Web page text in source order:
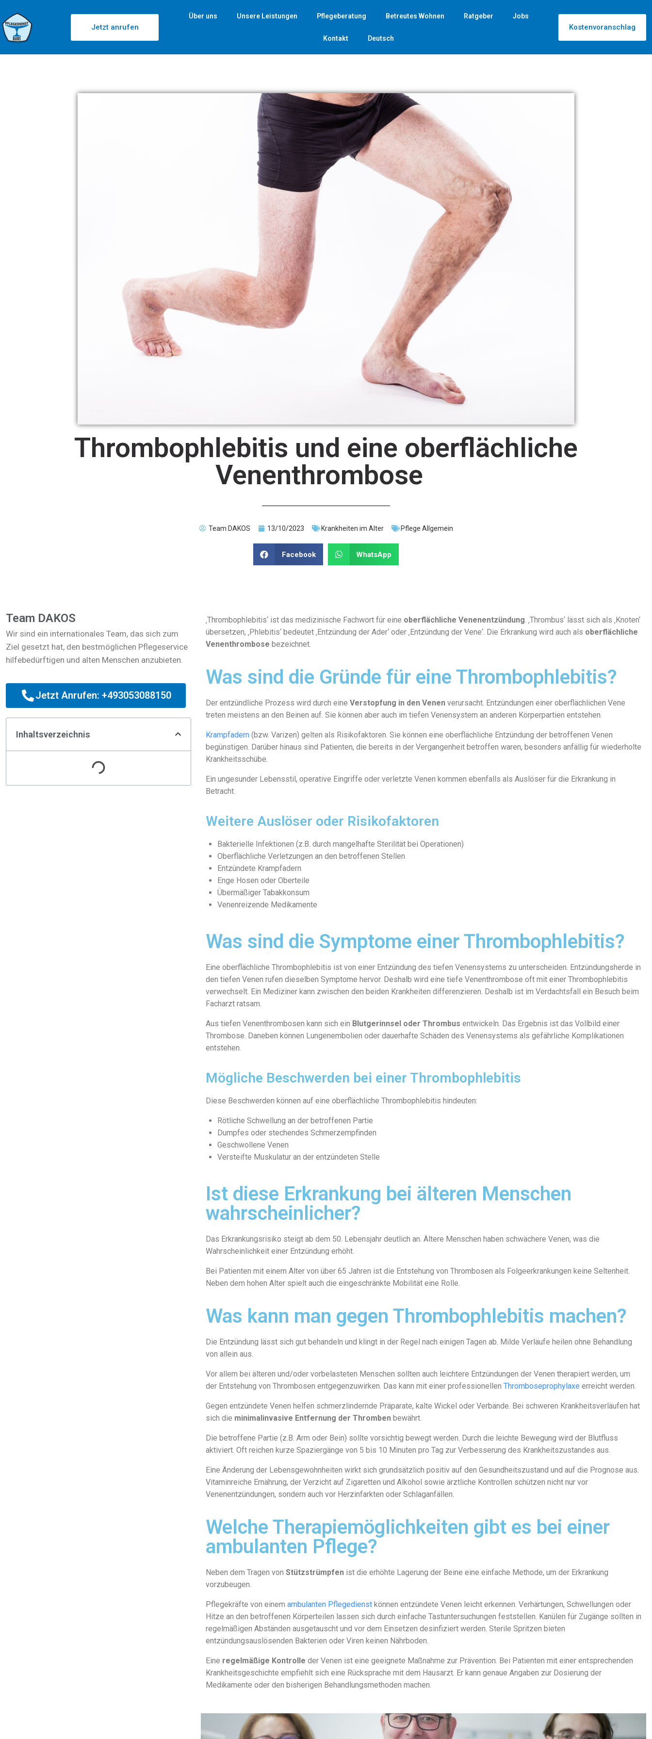
Jetzt anrufen
Über uns Unsere Leistungen Pflegeberatung Betreutes Wohnen Ratgeber Jobs
Kontakt Deutsch
Kostenvoranschlag
Thrombophlebitis und eine oberflächliche
Venenthrombose
Team DAKOS 13/10/2023 Krankheiten im Alter Pflege Allgemein
Facebook WhatsApp
Team DAKOS
Wir sind ein internationales Team, das sich zum
Ziel gesetzt hat, den bestmöglichen Pflegeservice
hilfebedürftigen und alten Menschen anzubieten.
Jetzt Anrufen: +493053088150
Inhaltsverzeichnis
‚Thrombophlebitis‘ ist das medizinische Fachwort für eine oberflächliche Venenentzündung. ‚Thrombus‘ lässt sich als ‚Knoten‘
übersetzen, ‚Phlebitis‘ bedeutet ‚Entzündung der Ader‘ oder ‚Entzündung der Vene‘. Die Erkrankung wird auch als oberflächliche
Venenthrombose bezeichnet.
Was sind die Gründe für eine Thrombophlebitis?
Der entzündliche Prozess wird durch eine Verstopfung in den Venen verursacht. Entzündungen einer oberflächlichen Vene
treten meistens an den Beinen auf. Sie können aber auch im tiefen Venensystem an anderen Körperpartien entstehen.
Krampfadern (bzw. Varizen) gelten als Risikofaktoren. Sie können eine oberflächliche Entzündung der betroffenen Venen
begünstigen. Darüber hinaus sind Patienten, die bereits in der Vergangenheit betroffen waren, besonders anfällig für wiederholte
Krankheitsschübe.
Ein ungesunder Lebensstil, operative Eingriffe oder verletzte Venen kommen ebenfalls als Auslöser für die Erkrankung in
Betracht.
Weitere Auslöser oder Risikofaktoren
Bakterielle Infektionen (z.B. durch mangelhafte Sterilität bei Operationen)
Oberflächliche Verletzungen an den betroffenen Stellen
Entzündete Krampfadern
Enge Hosen oder Oberteile
Übermäßiger Tabakkonsum
Venenreizende Medikamente
Was sind die Symptome einer Thrombophlebitis?
Eine oberflächliche Thrombophlebitis ist von einer Entzündung des tiefen Venensystems zu unterscheiden. Entzündungsherde in
den tiefen Venen rufen dieselben Symptome hervor. Deshalb wird eine tiefe Venenthrombose oft mit einer Thrombophlebitis
verwechselt. Ein Mediziner kann zwischen den beiden Krankheiten differenzieren. Deshalb ist im Verdachtsfall ein Besuch beim
Facharzt ratsam.
Aus tiefen Venenthrombosen kann sich ein Blutgerinnsel oder Thrombus entwickeln. Das Ergebnis ist das Vollbild einer
Thrombose. Daneben können Lungenembolien oder dauerhafte Schäden des Venensystems als gefährliche Komplikationen
entstehen.
Mögliche Beschwerden bei einer Thrombophlebitis
Diese Beschwerden können auf eine oberflächliche Thrombophlebitis hindeuten:
Rötliche Schwellung an der betroffenen Partie
Dumpfes oder stechendes Schmerzempfinden
Geschwollene Venen
Versteifte Muskulatur an der entzündeten Stelle
Ist diese Erkrankung bei älteren Menschen
wahrscheinlicher?
Das Erkrankungsrisiko steigt ab dem 50. Lebensjahr deutlich an. Ältere Menschen haben schwächere Venen, was die
Wahrscheinlichkeit einer Entzündung erhöht.
Bei Patienten mit einem Alter von über 65 Jahren ist die Entstehung von Thrombosen als Folgeerkrankungen keine Seltenheit.
Neben dem hohen Alter spielt auch die eingeschränkte Mobilität eine Rolle.
Was kann man gegen Thrombophlebitis machen?
Die Entzündung lässt sich gut behandeln und klingt in der Regel nach einigen Tagen ab. Milde Verläufe heilen ohne Behandlung
von allein aus.
Vor allem bei älteren und/oder vorbelasteten Menschen sollten auch leichtere Entzündungen der Venen therapiert werden, um
der Entstehung von Thrombosen entgegenzuwirken. Das kann mit einer professionellen Thromboseprophylaxe erreicht werden.
Gegen entzündete Venen helfen schmerzlindernde Präparate, kalte Wickel oder Verbände. Bei schweren Krankheitsverläufen hat
sich die minimalinvasive Entfernung der Thromben bewährt.
Die betroffene Partie (z.B. Arm oder Bein) sollte vorsichtig bewegt werden. Durch die leichte Bewegung wird der Blutfluss
aktiviert. Oft reichen kurze Spaziergänge von 5 bis 10 Minuten pro Tag zur Verbesserung des Krankheitszustandes aus.
Eine Änderung der Lebensgewohnheiten wirkt sich grundsätzlich positiv auf den Gesundheitszustand und auf die Prognose aus.
Vitaminreiche Ernährung, der Verzicht auf Zigaretten und Alkohol sowie ärztliche Kontrollen schützen nicht nur vor
Venenentzündungen, sondern auch vor Herzinfarkten oder Schlaganfällen.
Welche Therapiemöglichkeiten gibt es bei einer
ambulanten Pflege?
Neben dem Tragen von Stützstrümpfen ist die erhöhte Lagerung der Beine eine einfache Methode, um der Erkrankung
vorzubeugen.
Pflegekräfte von einem ambulanten Pflegedienst können entzündete Venen leicht erkennen. Verhärtungen, Schwellungen oder
Hitze an den betroffenen Körperteilen lassen sich durch einfache Tastuntersuchungen feststellen. Kanülen für Zugänge sollten in
regelmäßigen Abständen ausgetauscht und vor dem Einsetzen desinfiziert werden. Sterile Spritzen bieten
entzündungsauslösenden Bakterien oder Viren keinen Nährboden.
Eine regelmäßige Kontrolle der Venen ist eine geeignete Maßnahme zur Prävention. Bei Patienten mit einer entsprechenden
Krankheitsgeschichte empfiehlt sich eine Rücksprache mit dem Hausarzt. Er kann genaue Angaben zur Dosierung der
Medikamente oder den bisherigen Behandlungsmethoden machen.